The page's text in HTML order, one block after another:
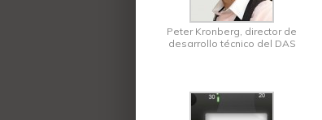
Peter Kronberg, director de
desarrollo técnico del DAS